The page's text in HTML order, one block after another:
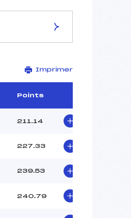
LES ROCHASSONS
1795
3697/09/19
–
–
–
Imprimer
Points
211.14
227.33
239.53
240.79